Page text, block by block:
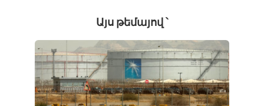
Այս թեմայով ՝